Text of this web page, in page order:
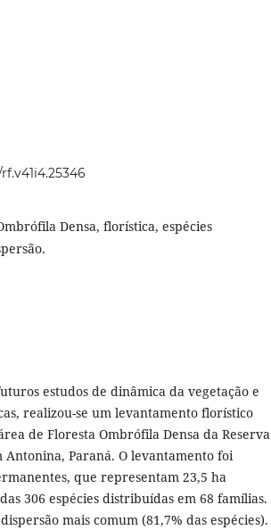
Densa, florística, espécies
estudos de dinâmica da vegetação e
realizou-se um levantamento florístico
de Floresta Ombrófila Densa da Reserva
Antonina, Paraná. O levantamento foi
que representam 23,5 ha
306 espécies distribuídas em 68 famílias.
mais comum (81,7% das espécies).